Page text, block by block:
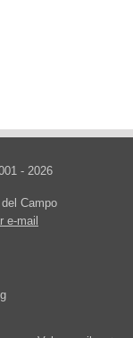
- 2026
Campo
e-mail